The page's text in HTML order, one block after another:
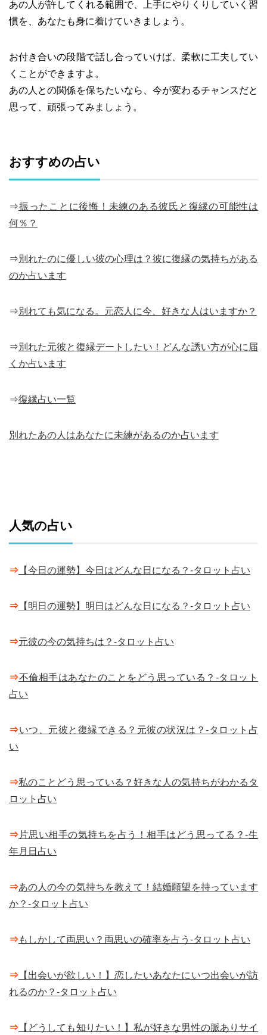
あの人が許してくれる範囲で、上手にやりくりしていく習
慣を、あなたも身に着けていきましょう。
お付き合いの段階で話し合っていけば、柔軟に工夫してい
くことができますよ。
あの人との関係を保ちたいなら、今が変わるチャンスだと
思って、頑張ってみましょう。
おすすめの占い
⇒振ったことに後悔！未練のある彼氏と復縁の可能性は
何％？
⇒別れたのに優しい彼の心理は？彼に復縁の気持ちがある
のか占います
⇒別れても気になる。元恋人に今、好きな人はいますか？
⇒別れた元彼と復縁デートしたい！どんな誘い方が心に届
くか占います
⇒復縁占い一覧
別れたあの人はあなたに未練があるのか占います
人気の占い
⇒ 【今日の運勢】今日はどんな日になる？-タロット占い
⇒ 【明日の運勢】明日はどんな日になる？-タロット占い
⇒元彼の今の気持ちは？-タロット占い
⇒不倫相手はあなたのことをどう思っている？-タロット
占い
⇒いつ、元彼と復縁できる？元彼の状況は？-タロット占
い
⇒私のことどう思っている？好きな人の気持ちがわかるタ
ロット占い
⇒ 片思い相手の気持ちを占う！相手はどう思ってる？-生
年月日占い
⇒あの人の今の気持ちを教えて！結婚願望を持っています
か？-タロット占い
⇒もしかして両思い？両思いの確率を占う-タロット占い
⇒ 【出会いが欲しい！】恋したいあなたにいつ出会いが訪
れるのか？-タロット占い
⇒ 【どうしても知りたい！】私が好きな男性の脈ありサイ